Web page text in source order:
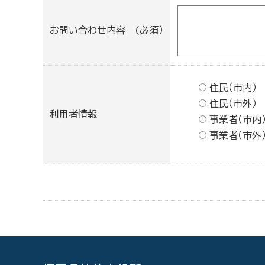
お問い合わせ内容 (必須）
利用者情報
住民（市内）
住民（市外）
事業者（市内
事業者（市外